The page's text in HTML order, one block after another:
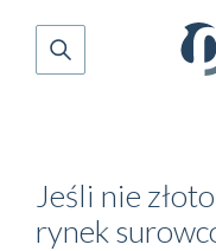
Jeśli nie
rynek